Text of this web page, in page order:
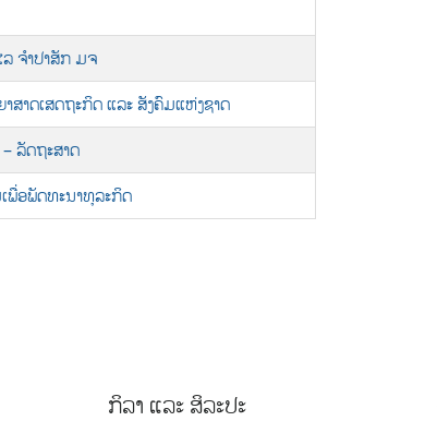
ຈໍາປາສັກ ມຈ
ສາດເສດຖະກິດ ແລະ ສັງຄົມແຫ່ງຊາດ
ລັດຖະສາດ
ອພັດທະນາທຸລະກິດ
ກິລາ ແລະ ສິລະປະ